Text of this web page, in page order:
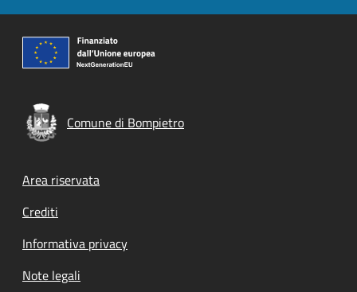
Comune di Bompietro
Footer menu
Area riservata
Crediti
Informativa privacy
Note legali